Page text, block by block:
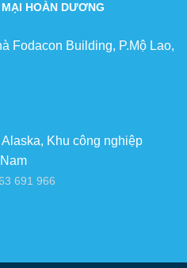
HOÀN DƯƠNG
Fodacon Building, P.Mộ Lao,
Khu công nghiệp
691 966